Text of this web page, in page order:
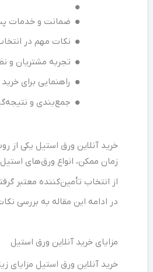
ضمانت و خدمات
نکات مهم در
تجربه مشتریان و
راهنمایی برای
جمع‌بندی و
خرید آنلاین ورق استیل یکی از
زمان ممکن، انواع ورق‌های
از انتخاب تأمین‌کننده معتبر
در ادامه این مقاله به بررسی
مزایای خرید آنلاین ورق استیل
خرید آنلاین ورق استیل مزایای